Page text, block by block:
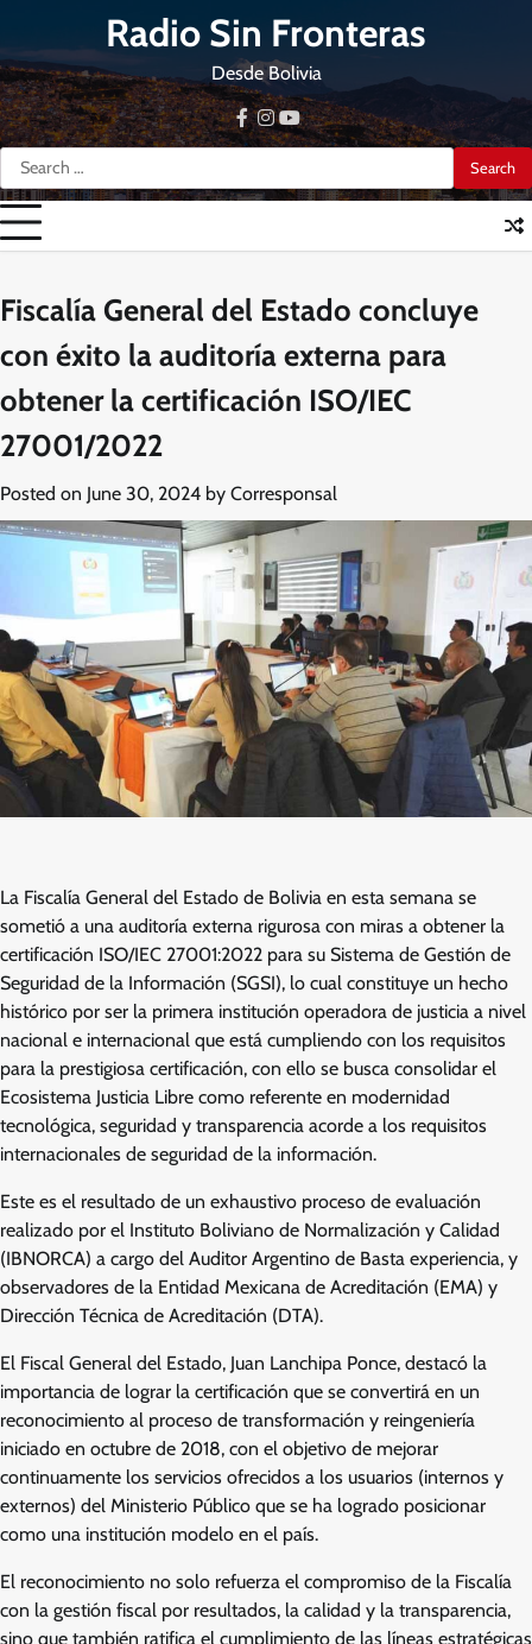
content
Radio Sin Fronteras
Desde Bolivia
Search
for:
facebook
instagram
youtube
Fiscalía General del Estado concluye
con éxito la auditoría externa para
obtener la certificación ISO/IEC
27001/2022
Posted on June 30, 2024 by Corresponsal
La Fiscalía General del Estado de Bolivia en esta semana se
sometió a una auditoría externa rigurosa con miras a obtener la
certificación ISO/IEC 27001:2022 para su Sistema de Gestión de
Seguridad de la Información (SGSI), lo cual constituye un hecho
histórico por ser la primera institución operadora de justicia a nivel
nacional e internacional que está cumpliendo con los requisitos
para la prestigiosa certificación, con ello se busca consolidar el
Ecosistema Justicia Libre como referente en modernidad
tecnológica, seguridad y transparencia acorde a los requisitos
internacionales de seguridad de la información.
Este es el resultado de un exhaustivo proceso de evaluación
realizado por el Instituto Boliviano de Normalización y Calidad
(IBNORCA) a cargo del Auditor Argentino de Basta experiencia, y
observadores de la Entidad Mexicana de Acreditación (EMA) y
Dirección Técnica de Acreditación (DTA).
El Fiscal General del Estado, Juan Lanchipa Ponce, destacó la
importancia de lograr la certificación que se convertirá en un
reconocimiento al proceso de transformación y reingeniería
iniciado en octubre de 2018, con el objetivo de mejorar
continuamente los servicios ofrecidos a los usuarios (internos y
externos) del Ministerio Público que se ha logrado posicionar
como una institución modelo en el país.
El reconocimiento no solo refuerza el compromiso de la Fiscalía
con la gestión fiscal por resultados, la calidad y la transparencia,
sino que también ratifica el cumplimiento de las líneas estratégicas